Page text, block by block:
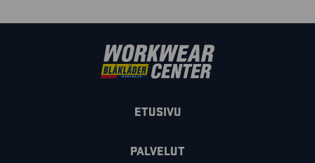
ETUSIVU
PALVELUT